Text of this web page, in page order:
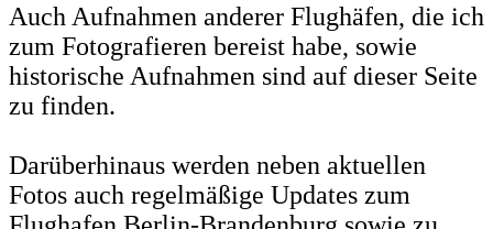
Auch Aufnahmen anderer Flughäfen, die ich
zum Fotografieren bereist habe, sowie
historische Aufnahmen sind auf dieser Seite
zu finden.
Darüberhinaus werden neben aktuellen
Fotos auch regelmäßige Updates zum